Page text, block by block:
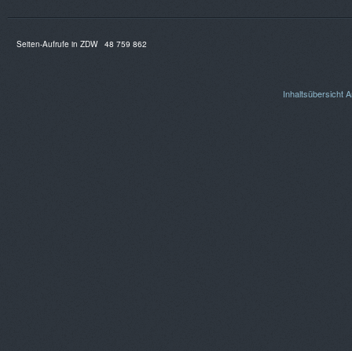
Seiten-Aufrufe in ZDW 48 759 862
Inhaltsübersicht